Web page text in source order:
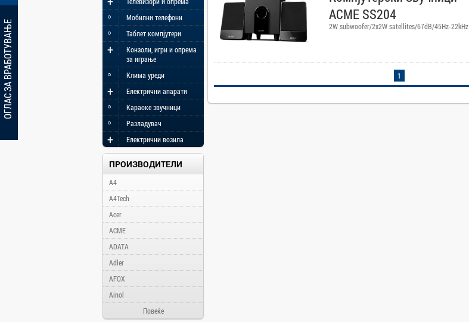
Мобилни телефони
◦
Таблет компјутери
◦
Конзоли, игри и опрема
за играње
+
Клима уреди
◦
Електрични апарати
+
Караоке звучници
◦
Разладувач
◦
Електрични возила
+
ПРОИЗВОДИТЕЛИ
A4
A4Tech
Acer
ACME
ADATA
Adler
AFOX
Ainol
Повеќе
ACME SS204
2W subwoofer/2x2W satellites/67dB/45Hz-22kHz
1
ОГЛАС ЗА ВРАБОТУВАЊЕ